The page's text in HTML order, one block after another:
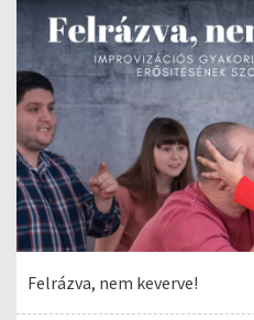
Felrázva, nem keverve!